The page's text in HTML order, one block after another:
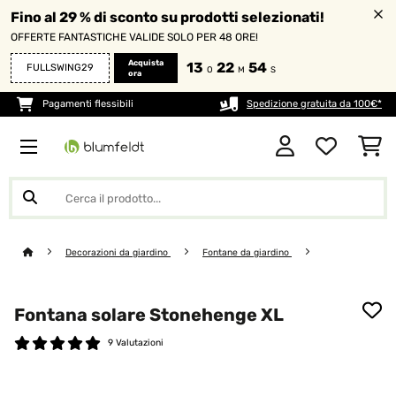
Fino al 29 % di sconto su prodotti selezionati!
OFFERTE FANTASTICHE VALIDE SOLO PER 48 ORE!
FULLSWING29
Acquista
ora
13 O 22 M 53 S
Pagamenti flessibili Spedizione gratuita da 100€*
Decorazioni da giardino Fontane da giardino
Fontana solare Stonehenge XL
9 Valutazioni